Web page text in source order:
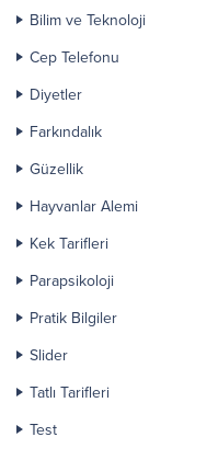
Bilim ve Teknoloji
Cep Telefonu
Diyetler
Farkındalık
Güzellik
Hayvanlar Alemi
Kek Tarifleri
Parapsikoloji
Pratik Bilgiler
Slider
Tatlı Tarifleri
Test